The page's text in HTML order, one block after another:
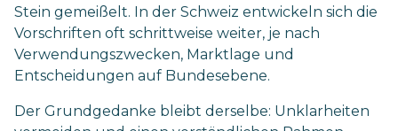
Stein gemeißelt. In der Schweiz entwickeln sich die
Vorschriften oft schrittweise weiter, je nach
Verwendungszwecken, Marktlage und
Entscheidungen auf Bundesebene.
Der Grundgedanke bleibt derselbe: Unklarheiten